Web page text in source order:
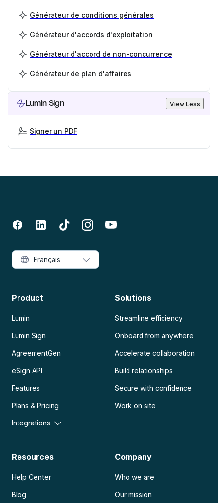
Générateur de conditions générales
Générateur d'accords d'exploitation
Générateur d'accord de non-concurrence
Générateur de plan d'affaires
Lumin Sign View Less
Signer un PDF
Product
Lumin
Lumin Sign
AgreementGen
eSign API
Features
Plans & Pricing
Integrations
Solutions
Streamline efficiency
Onboard from anywhere
Accelerate collaboration
Build relationships
Secure with confidence
Work on site
Resources
Help Center
Blog
Company
Who we are
Our mission
Français